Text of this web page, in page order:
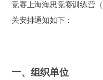
竞赛上海海思竞赛训练营
关安排通知如下：
一、组织单位